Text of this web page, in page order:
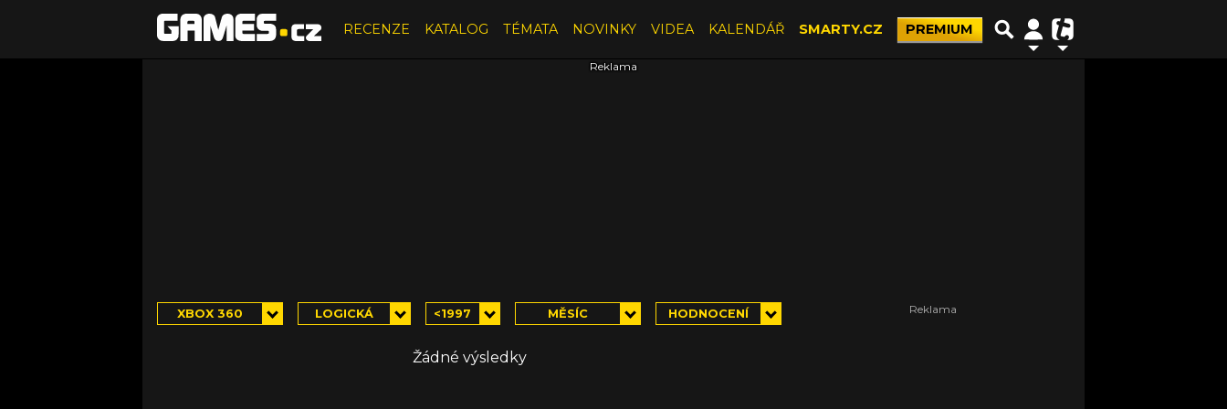
RECENZE KATALOG TÉMATA NOVINKY VIDEA KALENDÁŘ SMARTY.CZ PREMIUM
XBOX 360 LOGICKÁ <1997 MĚSÍC HODNOCENÍ
Žádné výsledky